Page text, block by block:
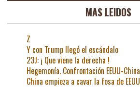
MAS LEIDOS
Z
Y con Trump llegó el escándalo
23J: ¡ Que viene la derecha !
Hegemonía. Confrontación EEUU-China
China empieza a cavar la fosa de EEUU